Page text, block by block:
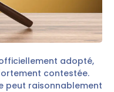
adopté,
contestée.
peut raisonnablement